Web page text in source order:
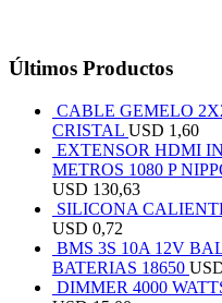
Últimos Productos
CABLE GEMELO
CRISTAL USD 1,60
EXTENSOR HDMI
METROS 1080 P
USD 130,63
SILICONA
USD 0,72
BMS 3S 10A 12V
BATERIAS 18650
DIMMER 4000